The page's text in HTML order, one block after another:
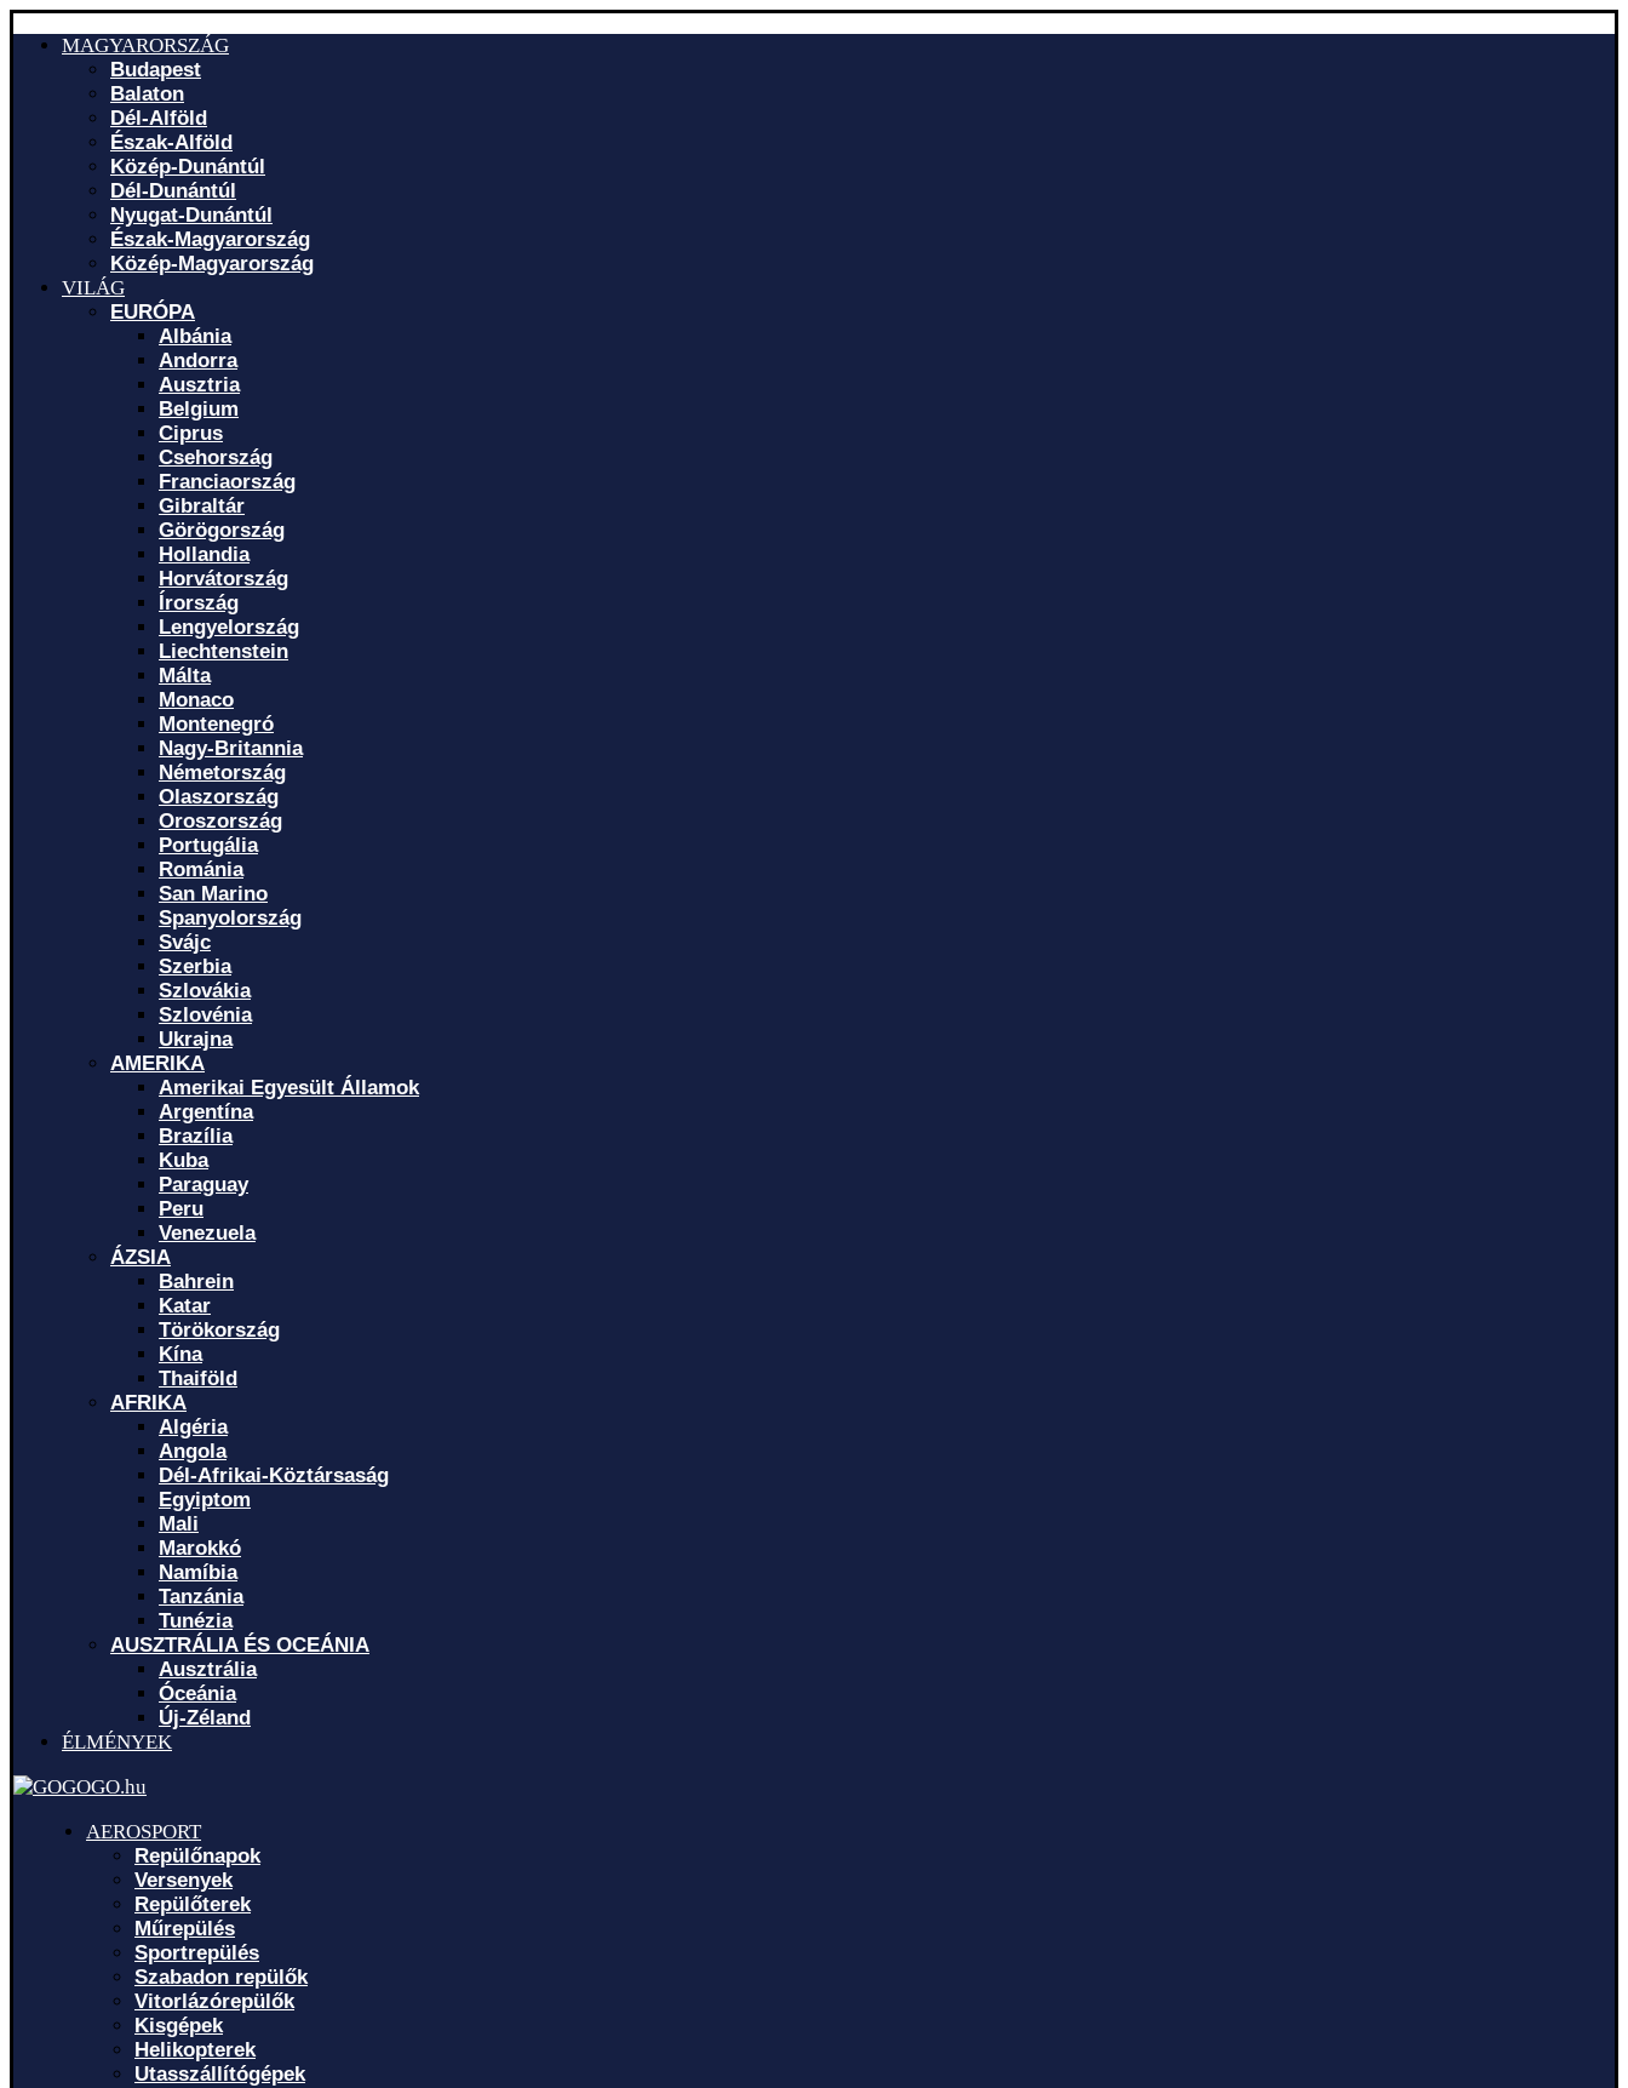
MAGYARORSZÁG
Budapest
Balaton
Dél-Alföld
Észak-Alföld
Közép-Dunántúl
Dél-Dunántúl
Nyugat-Dunántúl
Észak-Magyarország
Közép-Magyarország
VILÁG
EURÓPA
Albánia
Andorra
Ausztria
Belgium
Ciprus
Csehország
Franciaország
Gibraltár
Görögország
Hollandia
Horvátország
Írország
Lengyelország
Liechtenstein
Málta
Monaco
Montenegró
Nagy-Britannia
Németország
Olaszország
Oroszország
Portugália
Románia
San Marino
Spanyolország
Svájc
Szerbia
Szlovákia
Szlovénia
Ukrajna
AMERIKA
Amerikai Egyesült Államok
Argentína
Brazília
Kuba
Paraguay
Peru
Venezuela
ÁZSIA
Bahrein
Katar
Törökország
Kína
Thaiföld
AFRIKA
Algéria
Angola
Dél-Afrikai-Köztársaság
Egyiptom
Mali
Marokkó
Namíbia
Tanzánia
Tunézia
AUSZTRÁLIA ÉS OCEÁNIA
Ausztrália
Óceánia
Új-Zéland
ÉLMÉNYEK
AEROSPORT
Repülőnapok
Versenyek
Repülőterek
Műrepülés
Sportrepülés
Szabadon repülők
Vitorlázórepülők
Kisgépek
Helikopterek
Utasszállítógépek